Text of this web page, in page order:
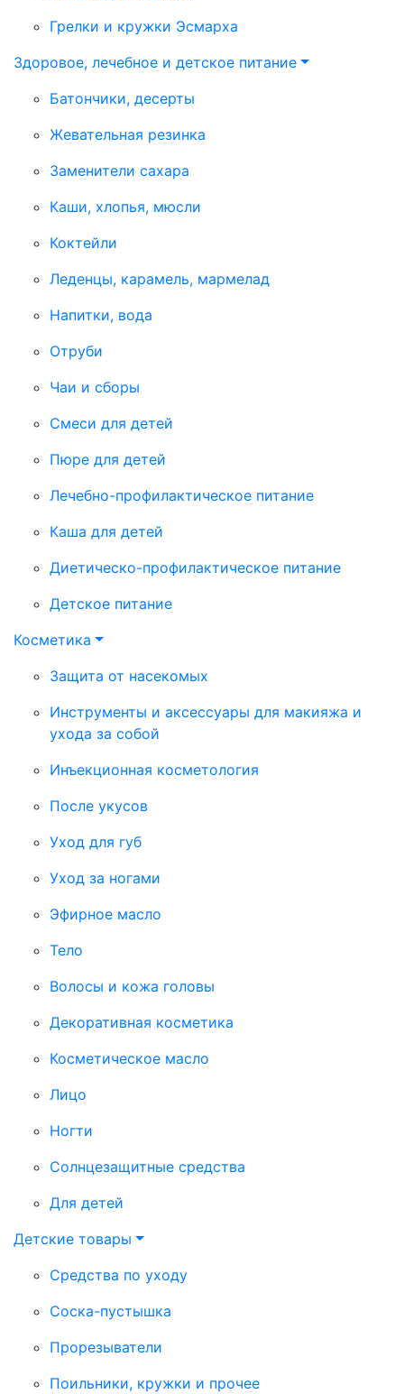
Грелки и кружки Эсмарха
Здоровое, лечебное и детское питание
Батончики, десерты
Жевательная резинка
Заменители сахара
Каши, хлопья, мюсли
Коктейли
Леденцы, карамель, мармелад
Напитки, вода
Отруби
Чаи и сборы
Смеси для детей
Пюре для детей
Лечебно-профилактическое питание
Каша для детей
Диетическо-профилактическое питание
Детское питание
Косметика
Защита от насекомых
Инструменты и аксессуары для макияжа и
ухода за собой
Инъекционная косметология
После укусов
Уход для губ
Уход за ногами
Эфирное масло
Тело
Волосы и кожа головы
Декоративная косметика
Косметическое масло
Лицо
Ногти
Солнцезащитные средства
Для детей
Детские товары
Средства по уходу
Соска-пустышка
Прорезыватели
Поильники, кружки и прочее